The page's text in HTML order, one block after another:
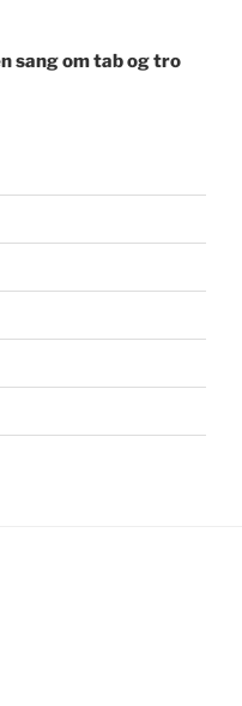
sang om tab og tro